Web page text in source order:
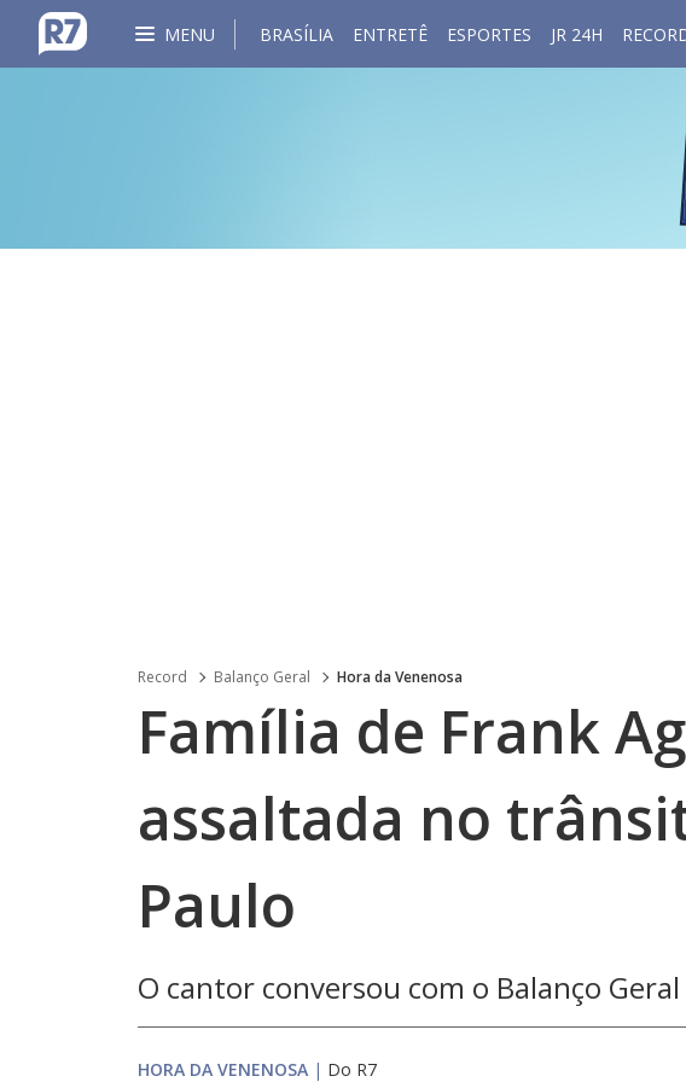
MENU BRASÍLIA ENTRETÊ ESPORTES JR 24H
Record Balanço Geral Hora da Venenosa
Família de Frank
assaltada no
Paulo
O cantor conversou com o Balanço Geral
HORA DA VENENOSA | Do R7